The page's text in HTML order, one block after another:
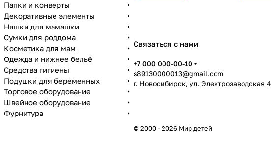
Связаться с нами
+7 000 000-00-10
s89130000013@gmail.com
г. Новосибирск, ул. Электрозаводская 4
© 2000 - 2026 Мир детей
Папки и конверты
Декоративные элементы
Няшки для мамашки
Сумки для роддома
Косметика для мам
Одежда и нижнее бельё
Средства гигиены
Подушки для беременных
Торговое оборудование
Швейное оборудование
Фурнитура